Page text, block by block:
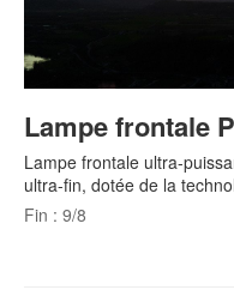
Lampe frontale
Lampe frontale ultra-
ultra-fin, dotée de la
Fin : 9/8